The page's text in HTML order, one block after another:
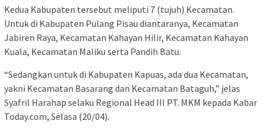
Kedua Kabupaten tersebut meliputi 7 (tujuh) Kecamatan.
Untuk di Kabupaten Pulang Pisau diantaranya, Kecamatan
Jabiren Raya, Kecamatan Kahayan Hilir, Kecamatan Kahayan
Kuala, Kecamatan Maliku serta Pandih Batu.
“Sedangkan untuk di Kabupaten Kapuas, ada dua Kecamatan,
yakni Kecamatan Basarang dan Kecamatan Bataguh,” jelas
Syafril Harahap selaku Regional Head III PT. MKM kepada Kabar
Today.com, Selasa (20/04).